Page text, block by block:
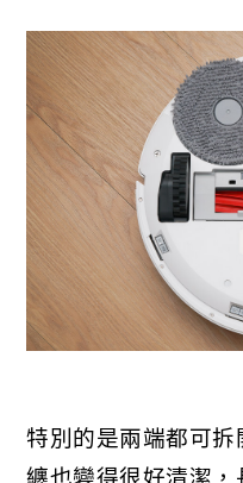
特別的是兩端都可
纏也變得很好清潔